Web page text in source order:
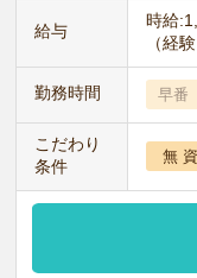
給与
時給
（経
勤務時間 早番
こだわり
条件
無